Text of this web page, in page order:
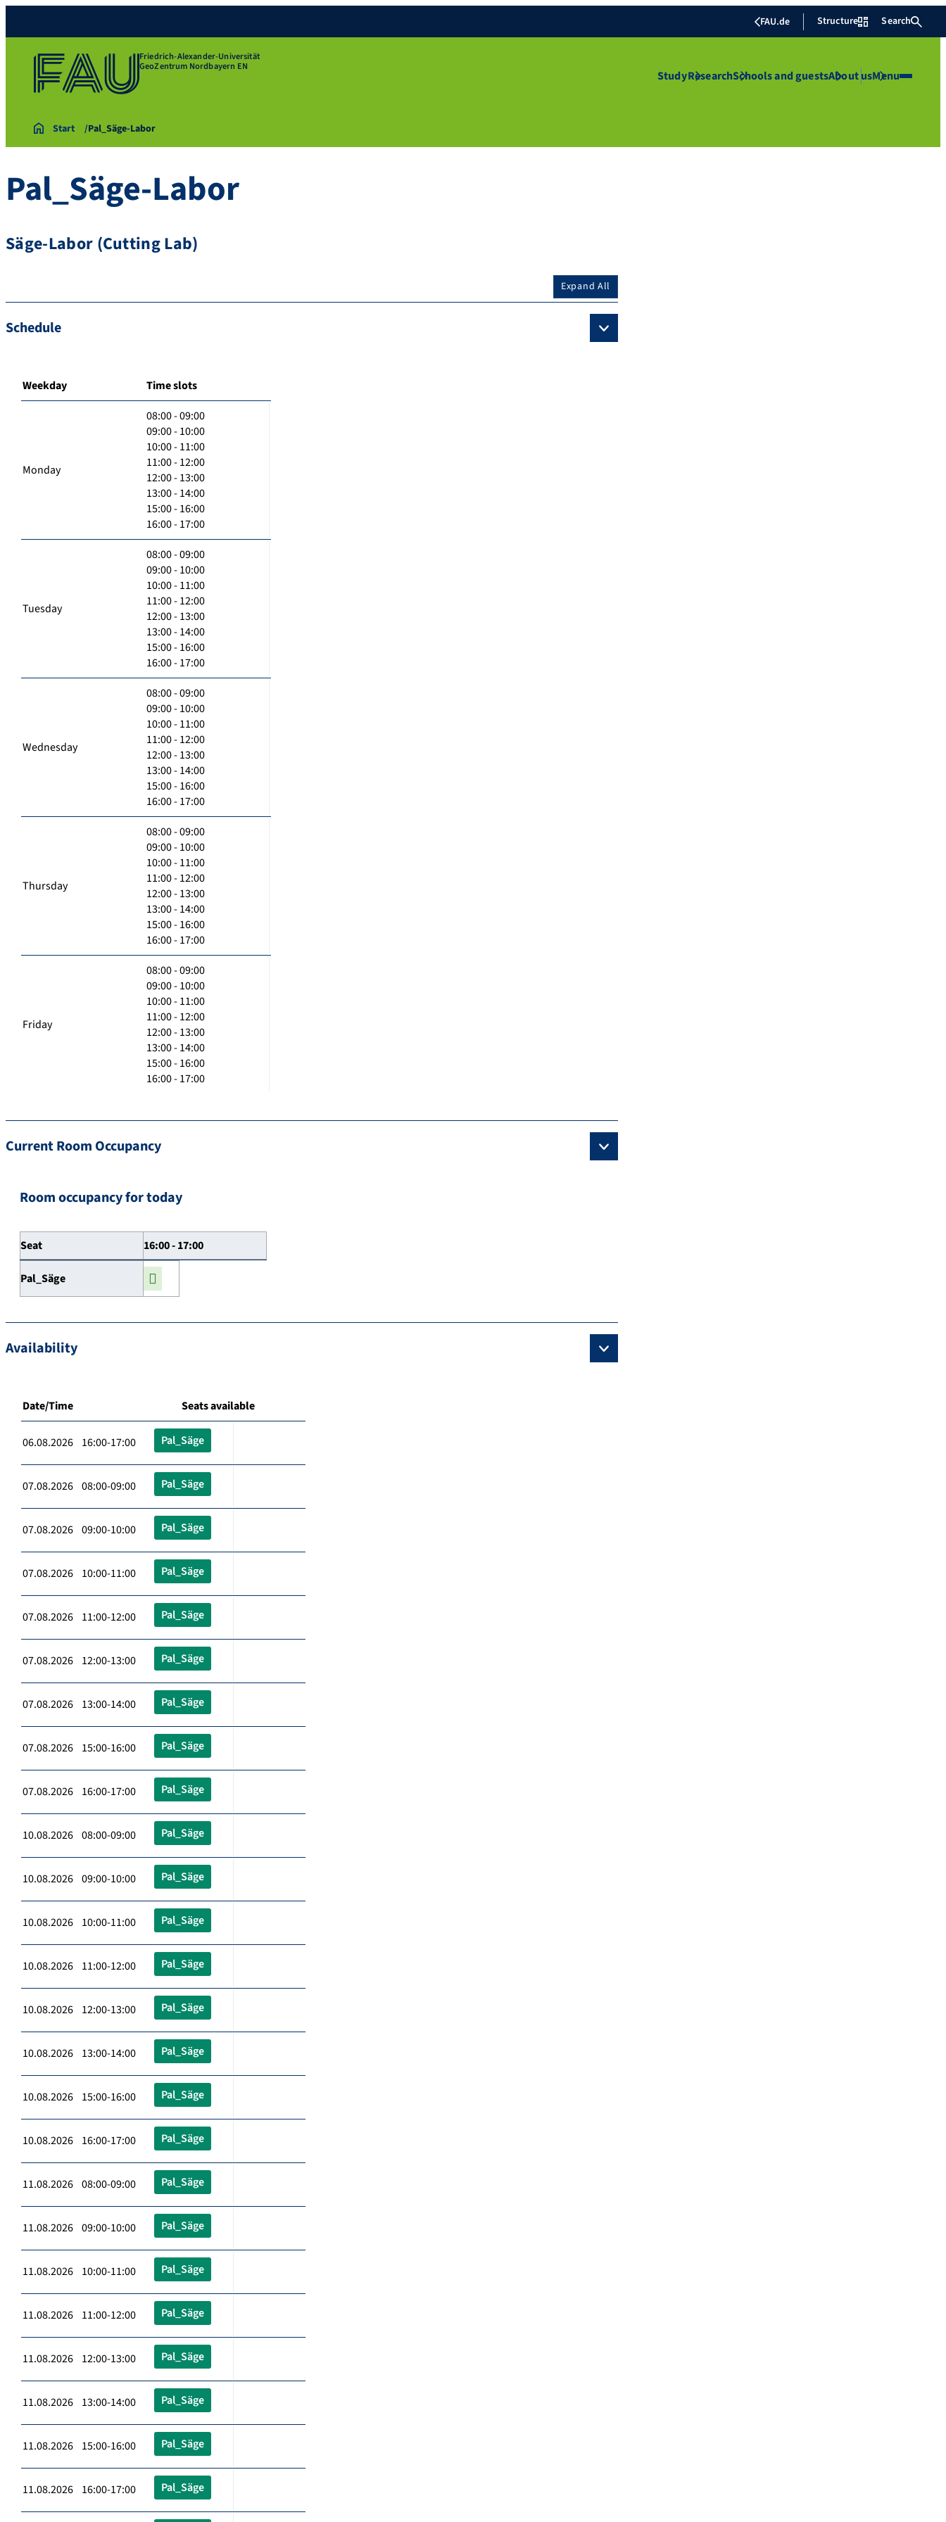
FAU.de Structure Search
Friedrich-Alexander-Universität
GeoZentrum Nordbayern EN
StudyResearchSchools and guestsAbout usMenu
Start Pal_Säge-Labor
Pal_Säge-Labor
Säge-Labor (Cutting Lab)
Expand All
Schedule
Weekday Time slots
Monday
08:00 - 09:00
09:00 - 10:00
10:00 - 11:00
11:00 - 12:00
12:00 - 13:00
13:00 - 14:00
15:00 - 16:00
16:00 - 17:00
Tuesday
08:00 - 09:00
09:00 - 10:00
10:00 - 11:00
11:00 - 12:00
12:00 - 13:00
13:00 - 14:00
15:00 - 16:00
16:00 - 17:00
Wednesday
08:00 - 09:00
09:00 - 10:00
10:00 - 11:00
11:00 - 12:00
12:00 - 13:00
13:00 - 14:00
15:00 - 16:00
16:00 - 17:00
Thursday
08:00 - 09:00
09:00 - 10:00
10:00 - 11:00
11:00 - 12:00
12:00 - 13:00
13:00 - 14:00
15:00 - 16:00
16:00 - 17:00
Friday
08:00 - 09:00
09:00 - 10:00
10:00 - 11:00
11:00 - 12:00
12:00 - 13:00
13:00 - 14:00
15:00 - 16:00
16:00 - 17:00
Current Room Occupancy
Room occupancy for today
Seat 16:00 - 17:00
Pal_Säge
Availability
Date/Time Seats available
06.08.2026 16:00-17:00 Pal_Säge
07.08.2026 08:00-09:00 Pal_Säge
07.08.2026 09:00-10:00 Pal_Säge
07.08.2026 10:00-11:00 Pal_Säge
07.08.2026 11:00-12:00 Pal_Säge
07.08.2026 12:00-13:00 Pal_Säge
07.08.2026 13:00-14:00 Pal_Säge
07.08.2026 15:00-16:00 Pal_Säge
07.08.2026 16:00-17:00 Pal_Säge
10.08.2026 08:00-09:00 Pal_Säge
10.08.2026 09:00-10:00 Pal_Säge
10.08.2026 10:00-11:00 Pal_Säge
10.08.2026 11:00-12:00 Pal_Säge
10.08.2026 12:00-13:00 Pal_Säge
10.08.2026 13:00-14:00 Pal_Säge
10.08.2026 15:00-16:00 Pal_Säge
10.08.2026 16:00-17:00 Pal_Säge
11.08.2026 08:00-09:00 Pal_Säge
11.08.2026 09:00-10:00 Pal_Säge
11.08.2026 10:00-11:00 Pal_Säge
11.08.2026 11:00-12:00 Pal_Säge
11.08.2026 12:00-13:00 Pal_Säge
11.08.2026 13:00-14:00 Pal_Säge
11.08.2026 15:00-16:00 Pal_Säge
11.08.2026 16:00-17:00 Pal_Säge